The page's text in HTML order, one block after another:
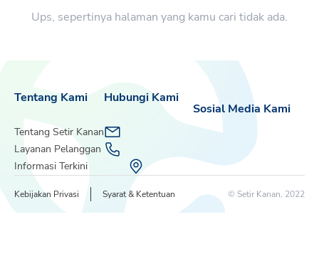
Ups, sepertinya halaman yang kamu cari tidak ada.
Tentang Kami
Tentang Setir Kanan
Layanan Pelanggan
Informasi Terkini
Sosial Media Kami
Hubungi Kami
Kebijakan Privasi Syarat & Ketentuan © Setir Kanan, 2022